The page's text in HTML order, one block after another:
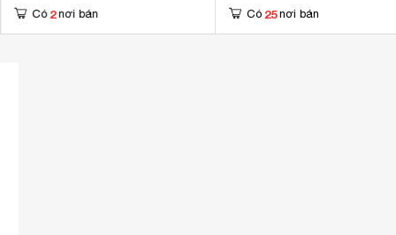
Có 2 nơi bán Có 25 nơi bán